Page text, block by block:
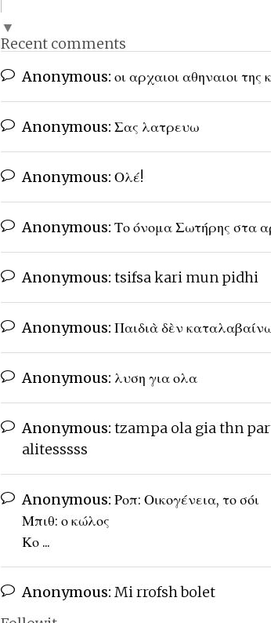
▼
Recent comments
Anonymous: οι αρχαιοι αθηναιοι της
Anonymous: Σας λατρευω
Anonymous: Ολέ!
Anonymous: Το όνομα Σωτήρης στα
Anonymous: tsifsa kari mun pidhi
Anonymous: Παιδιὰ δὲν
Anonymous: λυση για ολα
Anonymous: tzampa ola gia thn
alitesssss
Anonymous: Ροπ: Οικογένεια, το σόι
Μπιθ: ο κώλος
Κο ...
Anonymous: Mi rrofsh bolet